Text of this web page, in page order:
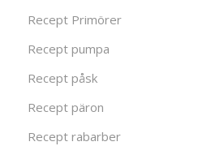
Recept Primörer
Recept pumpa
Recept påsk
Recept päron
Recept rabarber